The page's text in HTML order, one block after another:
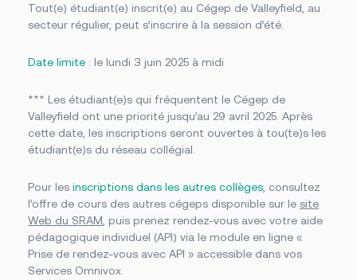
Tout(e) étudiant(e) inscrit(e) au Cégep de Valleyfield, au
secteur régulier, peut s’inscrire à la session d’été.
Date limite : le lundi 3 juin 2025 à midi
*** Les étudiant(e)s qui fréquentent le Cégep de
Valleyfield ont une priorité jusqu’au 29 avril 2025. Après
cette date, les inscriptions seront ouvertes à tou(te)s les
étudiant(e)s du réseau collégial.
Pour les inscriptions dans les autres collèges, consultez
l’offre de cours des autres cégeps disponible sur le site
Web du SRAM, puis prenez rendez-vous avec votre aide
pédagogique individuel (API) via le module en ligne «
Prise de rendez-vous avec API » accessible dans vos
Services Omnivox.